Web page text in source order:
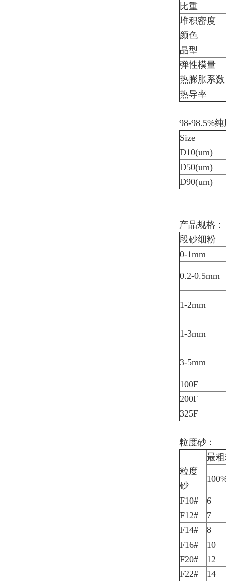
比重
堆积密度
颜色
晶型
弹性模量
热膨胀系数
热导率
98-98.5%
Size
D10(um)
D50(um)
D90(um)
产品规格：
段砂细粉
0-1mm
0.2-0.5mm
1-2mm
1-3mm
3-5mm
100F
200F
325F
粒度砂：
粒度
砂
最
F10#
6
F12#
7
F14#
8
F16#
10
F20#
12
F22#
14